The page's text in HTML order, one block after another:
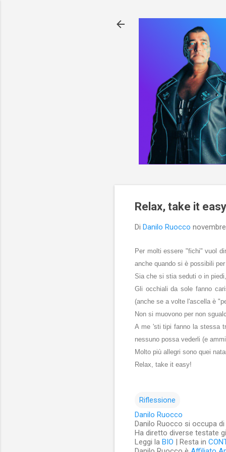
Relax, take it easy
Di Danilo Ruocco
Per molti essere "fichi" vuol
anche quando si è possibili per
Sia che si stia seduti o in
Gli occhiali da sole fanno
(anche se a volte l'ascella è
Non si muovono per non
A me 'sti tipi fanno la stessa
nessuno possa vederli (e
Molto più allegri sono quei
Relax, take it easy!
Riflessione
Danilo Ruocco
Danilo Ruocco si occupa
Ha diretto diverse testate
Leggi la BIO | Resta in